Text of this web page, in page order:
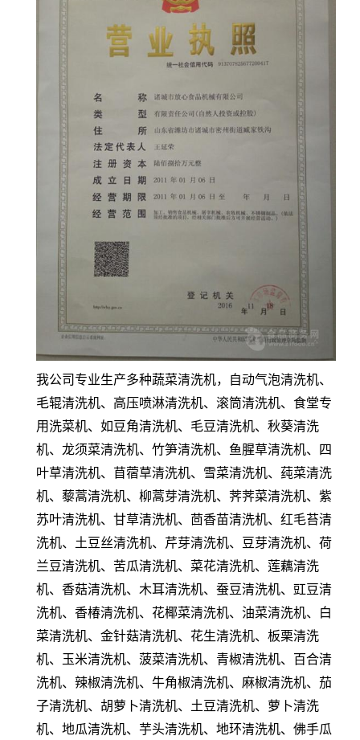
我公司专业生产多种蔬菜清洗机，自动气泡清洗机、
毛辊清洗机、高压喷淋清洗机、滚筒清洗机、食堂专
用洗菜机、如豆角清洗机、毛豆清洗机、秋葵清洗
机、龙须菜清洗机、竹笋清洗机、鱼腥草清洗机、四
叶草清洗机、苜蓿草清洗机、雪菜清洗机、莼菜清洗
机、藜蒿清洗机、柳蒿芽清洗机、荠荠菜清洗机、紫
苏叶清洗机、甘草清洗机、茴香苗清洗机、红毛苔清
洗机、土豆丝清洗机、芹芽清洗机、豆芽清洗机、荷
兰豆清洗机、苦瓜清洗机、菜花清洗机、莲藕清洗
机、香菇清洗机、木耳清洗机、蚕豆清洗机、豇豆清
洗机、香椿清洗机、花椰菜清洗机、油菜清洗机、白
菜清洗机、金针菇清洗机、花生清洗机、板栗清洗
机、玉米清洗机、菠菜清洗机、青椒清洗机、百合清
洗机、辣椒清洗机、牛角椒清洗机、麻椒清洗机、茄
子清洗机、胡萝卜清洗机、土豆清洗机、萝卜清洗
机、地瓜清洗机、芋头清洗机、地环清洗机、佛手瓜